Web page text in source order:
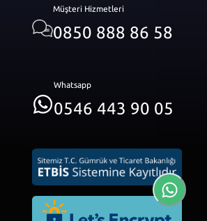
Müşteri Hizmetleri
0850 888 86 58
Whatsapp
0546 443 90 05